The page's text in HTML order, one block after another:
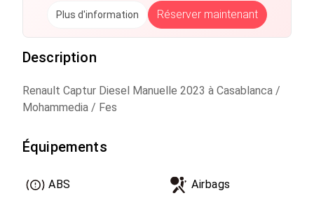
Plus d'information Réserver maintenant
Description
Renault Captur Diesel Manuelle 2023 à Casablanca /
Mohammedia / Fes
Équipements
ABS Airbags